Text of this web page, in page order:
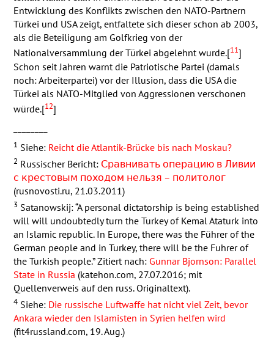
Entwicklung des Konflikts zwischen den NATO-Partnern
Türkei und USAzeigt, entfaltete sich dieser schon ab 2003,
als die Beteiligung am Golfkrieg von der
Nationalversammlung der Türkei abgelehnt wurde.[11]
Schon seit Jahren warnt die Patriotische Partei (damals
noch: Arbeiterpartei) vor der Illusion, dass die USAdie
Türkei als NATO-Mitglied von Aggressionen verschonen
würde.[12]
1 Siehe: Reicht die Atlantik-Brücke bis nach Moskau?
2 Russischer Bericht: Сравнивать операцию в Ливии
с крестовым походом нельзя – политолог
(rusnovosti.ru, 21.03.2011)
3 Satanowskij: “A personal dictatorship is being established
will will undoubtedly turn the Turkey of Kemal Ataturk into
an Islamic republic. In Europe, there was the Führer of the
German people and in Turkey, there will be the Fuhrer of
the Turkish people.” Zitiert nach: Gunnar Bjornson: Parallel
State in Russia (katehon.com, 27.07.2016; mit
Quellenverweis auf den russ. Originaltext).
4Siehe: Die russische Luftwaffe hat nicht viel Zeit, bevor
Ankara wieder den Islamisten in Syrien helfen wird
(fit4russland.com, 19. Aug.)